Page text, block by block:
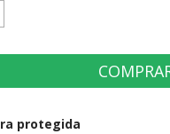
protegida